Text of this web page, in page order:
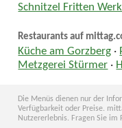
Schnitzel Fritten
Restaurants auf
Küche am Gorzberg ·
Metzgerei Stürmer ·
Die Menüs dienen nur der
Verfügbarkeit oder Preise.
Nutzererlebnis. Fragen Sie